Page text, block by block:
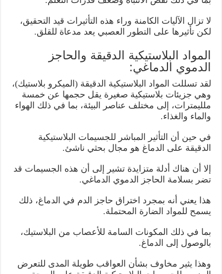
لا تزال الآليات الكامنة وراء هذه التأثيرات قيد التحقيق،
لكن تأثيرها على التطور العصبي يعد مدعاة للقلق.
المواد البلاستيكية الدقيقة والحاجز
الدموي الدماغي:
لقد تسللت المواد البلاستيكية الدقيقة (الميكرو بلاستيك)،
وهي جزيئات بلاستيكية صغيرة يقل حجمها عن خمسة
ملليمترات، إلى مختلف عناصر البيئة، بما في ذلك الهواء
والماء والغذاء.
في حين أن التأثير المباشر للجسيمات البلاستيكية
الدقيقة على الدماغ هو مجال بحثي ناشئ.
إلا أن هناك أدلة متزايدة تشير إلى أن هذه الجسيمات قد
تضر بسلامة الحاجز الدموي الدماغي.
هذا يعني أنه بمجرد اختراق حاجز الدم في الدماغ، ذلك
يسمح للمواد الضارة المحتملة.
بما في ذلك المكونات السامة للأعصاب من البلاستيك،
بالوصول إلى الدماغ.
وهذا يثير مخاوف بشأن العواقب طويلة المدى للتعرض